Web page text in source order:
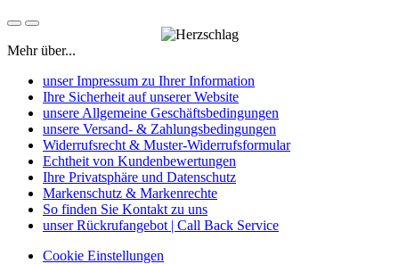
Mehr über...
unser Impressum zu Ihrer Information
Ihre Sicherheit auf unserer Website
unsere Allgemeine Geschäftsbedingungen
unsere Versand- & Zahlungsbedingungen
Widerrufsrecht & Muster-Widerrufsformular
Echtheit von Kundenbewertungen
Ihre Privatsphäre und Datenschutz
Markenschutz & Markenrechte
So finden Sie Kontakt zu uns
unser Rückrufangebot | Call Back Service
Cookie Einstellungen